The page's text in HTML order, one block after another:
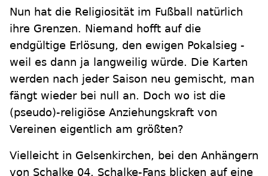
Nun hat die Religiosität im Fußball natürlich
ihre Grenzen. Niemand hofft auf die
endgültige Erlösung, den ewigen Pokalsieg -
weil es dann ja langweilig würde. Die Karten
werden nach jeder Saison neu gemischt, man
fängt wieder bei null an. Doch wo ist die
(pseudo)-religiöse Anziehungskraft von
Vereinen eigentlich am größten?
Vielleicht in Gelsenkirchen, bei den Anhängern
von Schalke 04. Schalke-Fans blicken auf eine